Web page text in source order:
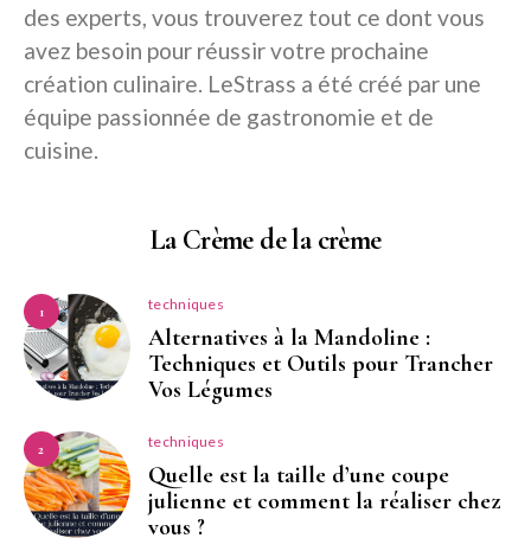
des experts, vous trouverez tout ce dont vous
avez besoin pour réussir votre prochaine
création culinaire. LeStrass a été créé par une
équipe passionnée de gastronomie et de
cuisine.
La Crème de la crème
1 techniques
Alternatives à la Mandoline :
Techniques et Outils pour Trancher
Vos Légumes
2 techniques
Quelle est la taille d’une coupe
julienne et comment la réaliser chez
vous ?